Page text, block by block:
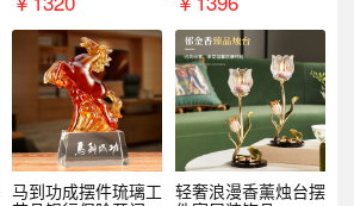
居礼品
马到功成摆件琉璃工 轻奢浪漫香薰烛台摆